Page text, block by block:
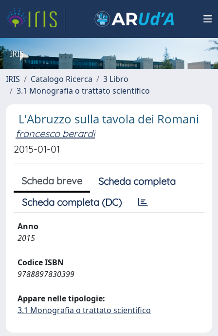
IRIS
IRIS Catalogo Ricerca
3 Libro
3.1 Monografia o trattato scientifico
L'Abruzzo sulla tavola dei Romani
francesco berardi
2015-01-01
Scheda breve
Scheda completa
Scheda completa (DC)
Anno
2015
Codice ISBN
9788897830399
Appare nelle tipologie:
3.1 Monografia o trattato scientifico